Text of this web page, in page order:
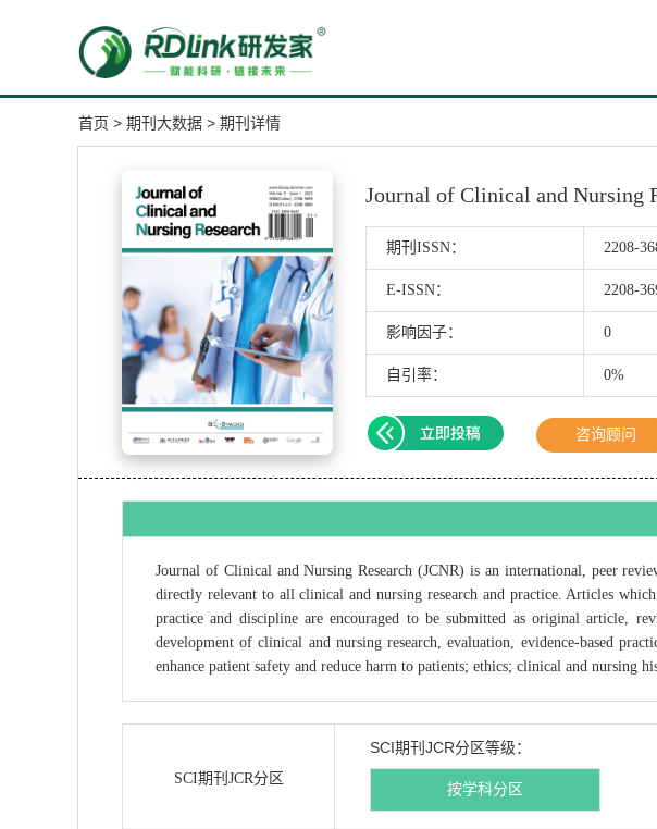
首页 > 期刊大数据 > 期刊详情
Journal of Clinical and Nursing
期刊ISSN： 2208-
E-ISSN： 2208-
影响因子： 0
自引率： 0%
咨询顾问
Journal of Clinical and Nursing Research (JCNR) is an international, peer
directly relevant to all clinical and nursing research and practice. Articles
practice and discipline are encouraged to be submitted as original article,
development of clinical and nursing research, evaluation, evidence-based
enhance patient safety and reduce harm to patients; ethics; clinical and nursing
SCI期刊JCR分区
SCI期刊JCR分区等级：
按学科分区